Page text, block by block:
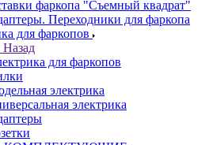
фаркопа "Съемный квадрат"
Переходники для фаркопа
для фаркопов
Назад
для фаркопов
электрика
электрика